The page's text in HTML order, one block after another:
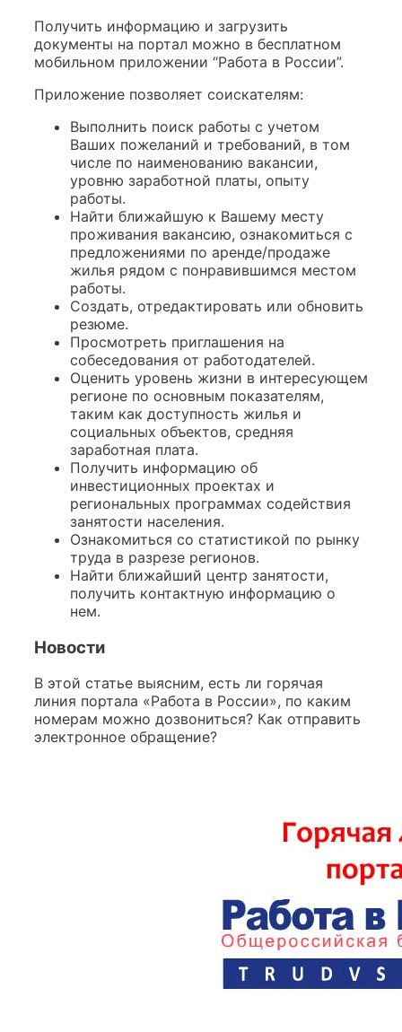
Получить информацию и загрузить
документы на портал можно в бесплатном
мобильном приложении “Работа в России”.
Приложение позволяет соискателям:
Выполнить поиск работы с учетом
Ваших пожеланий и требований, в том
числе по наименованию вакансии,
уровню заработной платы, опыту
работы.
Найти ближайшую к Вашему месту
проживания вакансию, ознакомиться с
предложениями по аренде/продаже
жилья рядом с понравившимся местом
работы.
Создать, отредактировать или обновить
резюме.
Просмотреть приглашения на
собеседования от работодателей.
Оценить уровень жизни в интересующем
регионе по основным показателям,
таким как доступность жилья и
социальных объектов, средняя
заработная плата.
Получить информацию об
инвестиционных проектах и
региональных программах содействия
занятости населения.
Ознакомиться со статистикой по рынку
труда в разрезе регионов.
Найти ближайший центр занятости,
получить контактную информацию о
нем.
Новости
В этой статье выясним, есть ли горячая
линия портала «Работа в России», по каким
номерам можно дозвониться? Как отправить
электронное обращение?